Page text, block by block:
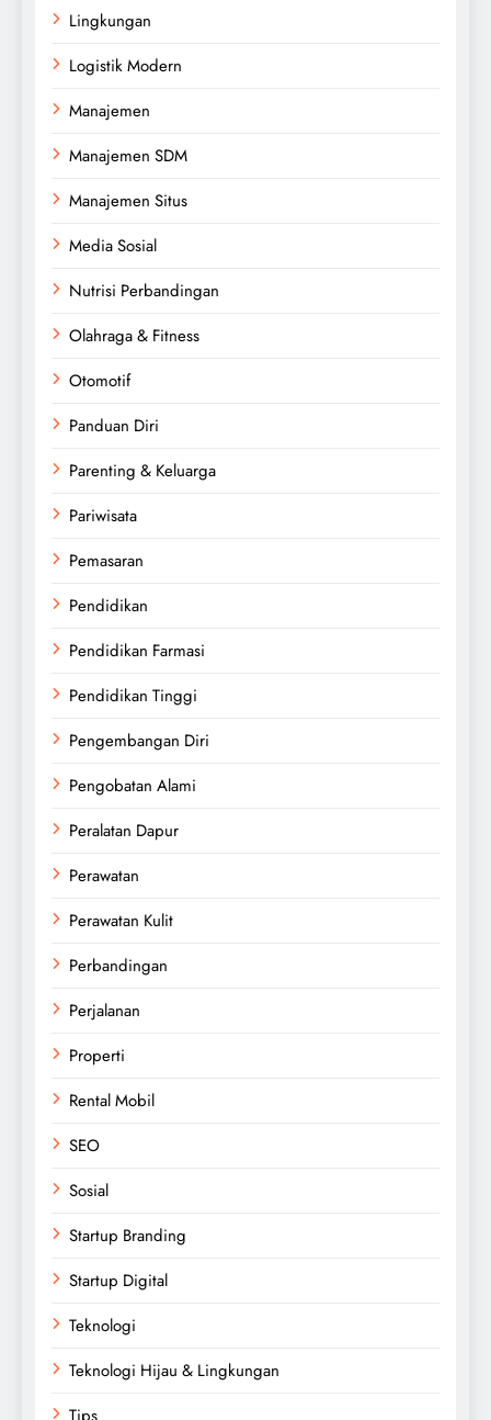
Lingkungan
Logistik Modern
Manajemen
Manajemen SDM
Manajemen Situs
Media Sosial
Nutrisi Perbandingan
Olahraga & Fitness
Otomotif
Panduan Diri
Parenting & Keluarga
Pariwisata
Pemasaran
Pendidikan
Pendidikan Farmasi
Pendidikan Tinggi
Pengembangan Diri
Pengobatan Alami
Peralatan Dapur
Perawatan
Perawatan Kulit
Perbandingan
Perjalanan
Properti
Rental Mobil
SEO
Sosial
Startup Branding
Startup Digital
Teknologi
Teknologi Hijau & Lingkungan